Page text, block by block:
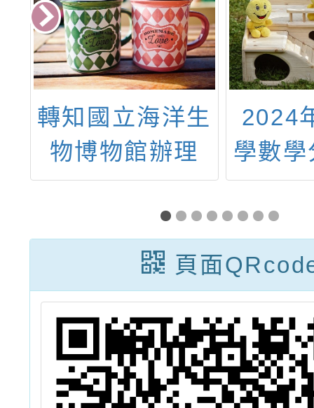
2024年全美中
學數學分級能力
測驗
AMC10A12A
平鎮
科技
教
頁面